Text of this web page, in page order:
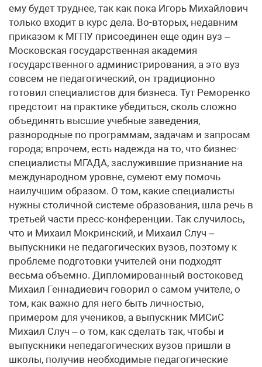
ему будет труднее, так как пока Игорь Михайлович
только входит в курс дела. Во-вторых, недавним
приказом к МГПУ присоединен еще один вуз –
Московская государственная академия
государственного администрирования, а это вуз
совсем не педагогический, он традиционно
готовил специалистов для бизнеса. Тут Реморенко
предстоит на практике убедиться, сколь сложно
объединять высшие учебные заведения,
разнородные по программам, задачам и запросам
города; впрочем, есть надежда на то, что бизнес-
специалисты МГАДА, заслужившие признание на
международном уровне, сумеют ему помочь
наилучшим образом. О том, какие специалисты
нужны столичной системе образования, шла речь в
третьей части пресс-конференции. Так случилось,
что и Михаил Мокринский, и Михаил Случ –
выпускники не педагогических вузов, поэтому к
проблеме подготовки учителей они подходят
весьма объемно. Дипломированный востоковед
Михаил Геннадиевич говорил о самом учителе, о
том, как важно для него быть личностью,
примером для учеников, а выпускник МИСиС
Михаил Случ – о том, как сделать так, чтобы и
выпускники непедагогических вузов пришли в
школы, получив необходимые педагогические